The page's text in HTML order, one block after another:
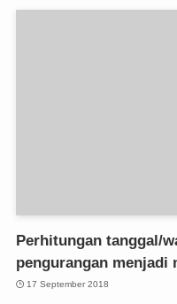
Perhitungan tanggal/
pengurangan menjadi
17 September 2018